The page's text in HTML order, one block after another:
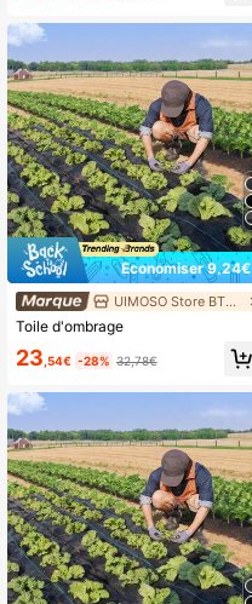
Économiser 9,24€
UIMOSO Store BTG EU
Toile d'ombrage
23 ,54€ -28% 32,78€